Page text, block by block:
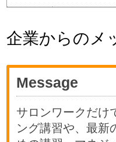
企業からのメ
Message
サロンワークだけ
ング講習や、最新